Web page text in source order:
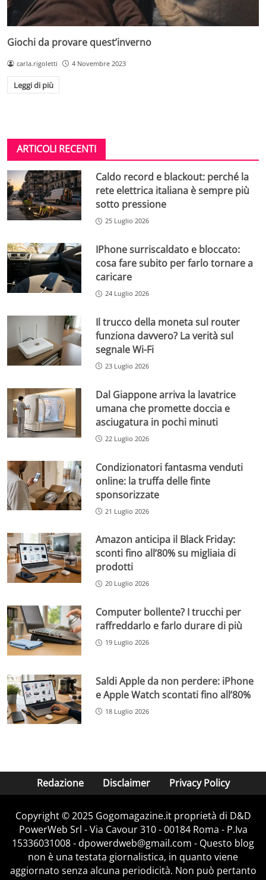
Giochi da provare quest’inverno
carla.rigoletti 4 Novembre 2023
Leggi di più
ARTICOLI RECENTI
Caldo record e blackout: perché la
rete elettrica italiana è sempre più
sotto pressione
25 Luglio 2026
IPhone surriscaldato e bloccato:
cosa fare subito per farlo tornare a
caricare
24 Luglio 2026
Il trucco della moneta sul router
funziona davvero? La verità sul
segnale Wi-Fi
23 Luglio 2026
Dal Giappone arriva la lavatrice
umana che promette doccia e
asciugatura in pochi minuti
22 Luglio 2026
Condizionatori fantasma venduti
online: la truffa delle finte
sponsorizzate
21 Luglio 2026
Amazon anticipa il Black Friday:
sconti fino all’80% su migliaia di
prodotti
20 Luglio 2026
Computer bollente? I trucchi per
raffreddarlo e farlo durare di più
19 Luglio 2026
Saldi Apple da non perdere: iPhone
e Apple Watch scontati fino all’80%
18 Luglio 2026
Redazione Disclaimer Privacy Policy
Copyright © 2025 Gogomagazine.it proprietà di D&D
PowerWeb Srl - Via Cavour 310 - 00184 Roma - P.Iva
15336031008 - dpowerdweb@gmail.com - Questo blog
non è una testata giornalistica, in quanto viene
aggiornato senza alcuna periodicità. Non può pertanto